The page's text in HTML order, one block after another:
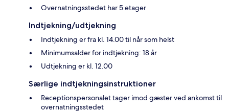
Overnatningsstedet har 5 etager
Indtjekning/udtjekning
Indtjekning er fra kl. 14.00 til når som helst
Minimumsalder for indtjekning: 18 år
Udtjekning er kl. 12.00
Særlige indtjekningsinstruktioner
Receptionspersonalet tager imod gæster ved ankomst til
overnatningsstedet